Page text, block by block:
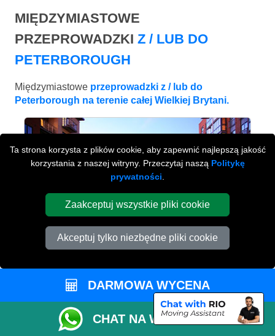
Ta strona korzysta z plików cookie, aby zapewnić najlepszą jakość
korzystania z naszej witryny. Przeczytaj naszą Politykę
prywatności
Zaakceptuj wszystkie pliki cookie
Akceptuj tylko niezbędne pliki cookie
MIĘDZYMIASTOWE
PRZEPROWADZKI Z / LUB DO
PETERBOROUGH
Międzymiastowe przeprowadzki z / lub do
Peterborough na terenie całej Wielkiej Brytani.
BIRMINGHAM
od £443
DARMOWA WYCENA
CHAT NA WHATSAPP